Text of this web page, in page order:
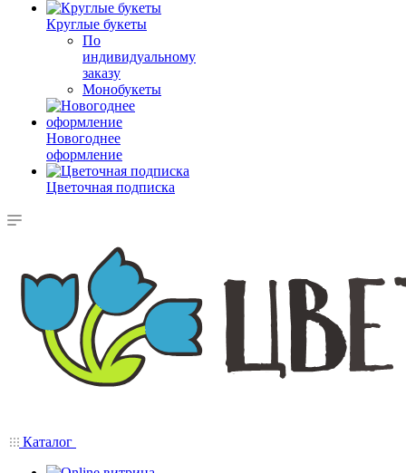
Круглые букеты
По
индивидуальному
заказу
Монобукеты
Новогоднее
оформление
Цветочная подписка
Каталог